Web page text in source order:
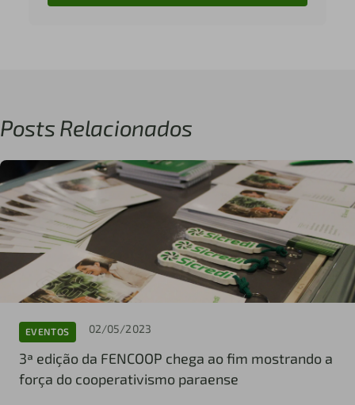
Posts Relacionados
EVENTOS 02/05/2023
3ª edição da FENCOOP chega ao fim mostrando a
força do cooperativismo paraense